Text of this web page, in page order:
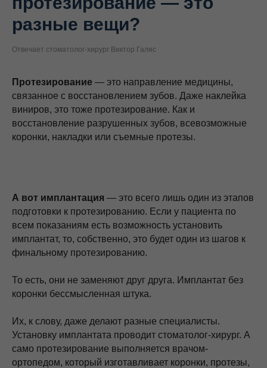
разные вещи?
Отвечает стоматолог-хирург Виктор Галяс
Протезирование — это направление медицины,
связанное с восстановлением зубов. Даже наклейка
виниров, это тоже протезирование. Как и
восстановление разрушенных зубов, всевозможные
коронки, накладки или съемные протезы.
А вот имплантация — это всего лишь один из этапов
подготовки к протезированию. Если у пациента по
всем показаниям есть возможность установить
имплантат, то, собственно, это будет один из шагов к
финальному протезированию.
То есть, они не заменяют друг друга. Имплантат без
коронки бессмысленная штука.
Их, к слову, даже делают разные специалисты.
Установку имплантата проводит стоматолог-хирург. А
само протезирование выполняется врачом-
ортопедом, который изготавливает коронки, протезы,